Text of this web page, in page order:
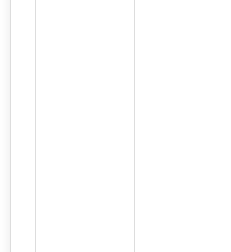
Copyright ©
высшего
медицинский
Использование
возможно